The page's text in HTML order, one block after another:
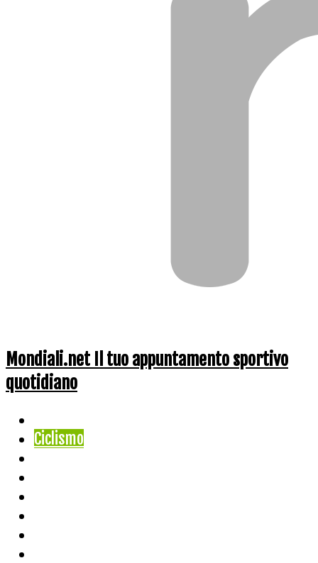
Mondiali.net Il tuo appuntamento sportivo
quotidiano
Ciclismo